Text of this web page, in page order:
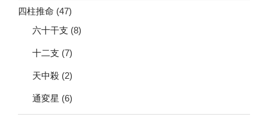
四柱推命 (47)
六十干支 (8)
十二支 (7)
天中殺 (2)
通変星 (6)